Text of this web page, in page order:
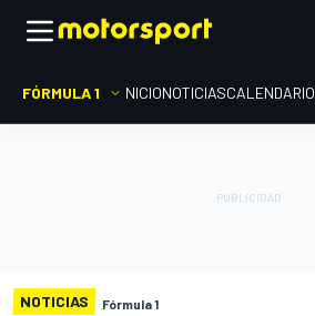
FÓRMULA 1 INICIONOTICIASCALENDARIO
NOTICIAS Fórmula 1